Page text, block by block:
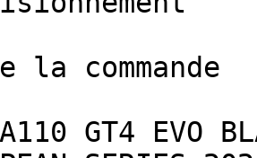
la commande
GT4 EVO